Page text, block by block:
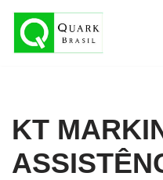
Pular
KT